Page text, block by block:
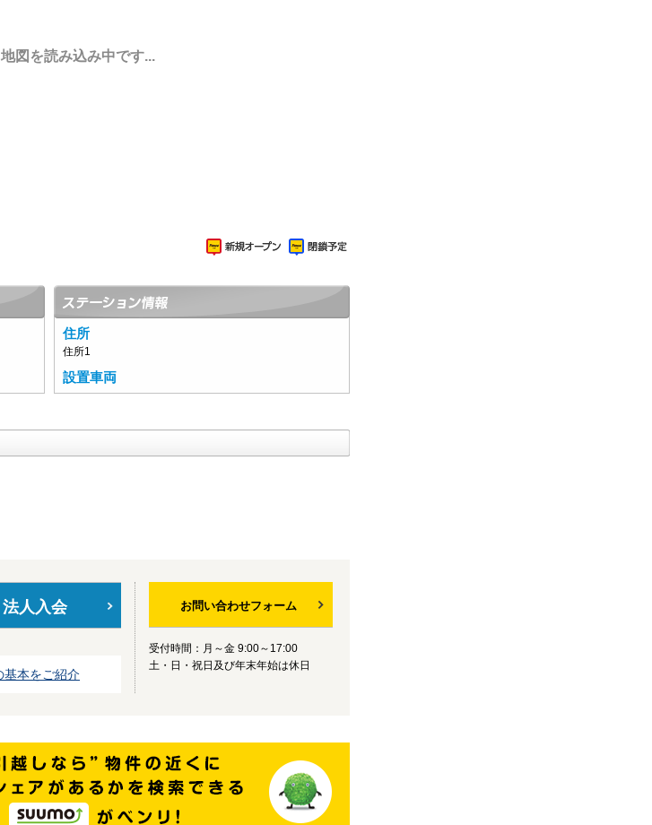
図を読み込み中です...
住所
住所1
設置車両
法人入会
基本をご紹介
お問い合わせフォーム
受付時間：月～金 9:00～17:00
土・日・祝日及び年末年始は休日